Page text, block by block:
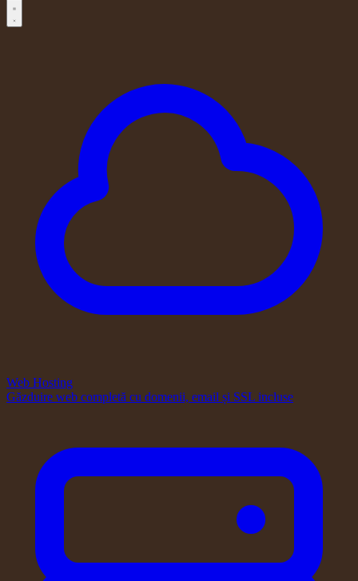
Web Hosting
Găzduire web completă cu domenii, email și SSL incluse